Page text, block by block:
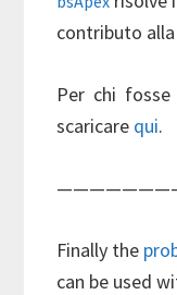
contributo
Per chi
scaricare qui.
Finally the
can be used